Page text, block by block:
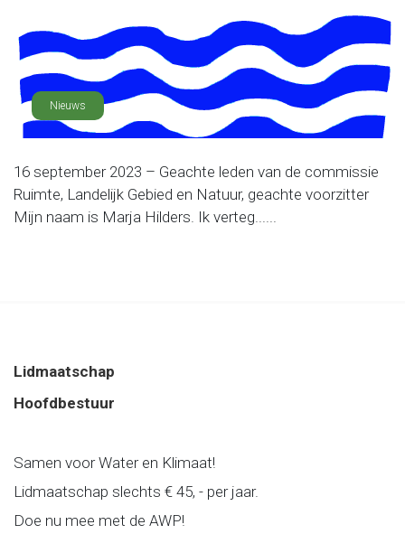
Nieuws
16 september 2023 – Geachte leden van de commissie
Ruimte, Landelijk Gebied en Natuur, geachte voorzitter
Mijn naam is Marja Hilders. Ik verteg......
Lidmaatschap
Hoofdbestuur
Samen voor Water en Klimaat!
Lidmaatschap slechts € 45, - per jaar.
Doe nu mee met de AWP!